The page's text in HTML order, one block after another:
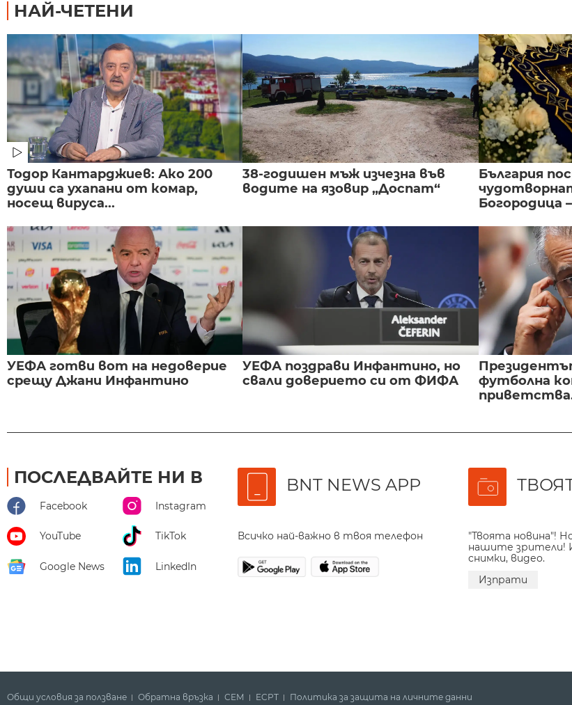
НАЙ-ЧЕТЕНИ
Тодор Кантарджиев: Ако 200
души са ухапани от комар,
носещ вируса...
38-годишен мъж изчезна във
водите на язовир „Доспат“
България
Богородица
УЕФА готви вот на недоверие
срещу Джани Инфантино
УЕФА поздрави Инфантино, но
свали доверието си от ФИФА
футболна
ПОСЛЕДВАЙТЕ НИ В
Facebook Instagram
YouTube TikTok
Google News LinkedIn
BNT NEWS APP
Всичко най-важно в твоя телефон
"Твоята новина"!
нашите
снимки, видео.
Изпрати
Общи условия за ползване Обратна връзка СЕМ ECPT Политика за защита на личните данни